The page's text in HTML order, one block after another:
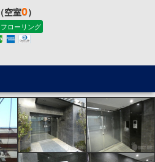
（空室0）
フローリング